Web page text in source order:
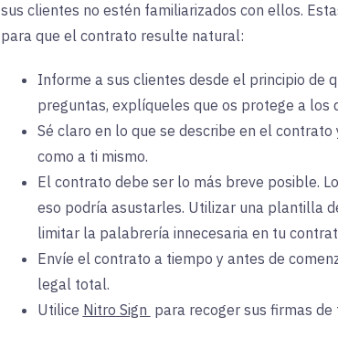
sus clientes no estén familiarizados con ellos.
para que el contrato resulte natural:
Informe a sus clientes desde el principio de
preguntas, explíqueles que os protege a los
Sé claro en lo que se describe en el
como a ti mismo.
El contrato debe ser lo más breve posible.
eso podría asustarles. Utilizar una plantilla
limitar la palabrería innecesaria en tu
Envíe el contrato a tiempo y antes de
legal total.
Utilice Nitro Sign para recoger sus firmas